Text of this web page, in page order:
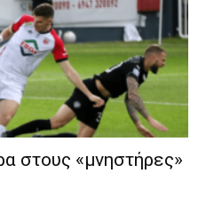
στους «μνηστήρες»